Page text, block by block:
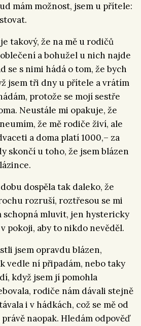
mám možnost, jsem u přítele:
takový, že na mě u rodičů
a bohužel u nich najde
se s nimi hádá o tom, že bych
jsem tři dny u přítele a vrátím
protože se mojí sestře
Neustále mi opakuje, že
že mě rodiče živí, ale
a doma platí 1000,– za
skončí u toho, že jsem blázen
dospěla tak daleko, že
rozruší, roztřesou se mi
schopná mluvit, jen hystericky
pokoji, aby to nikdo nevěděl.
jsem opravdu blázen,
vedle ní připadám, nebo taky
když jsem jí pomohla
rodiče nám dávali stejně
i v hádkách, což se mě od
naopak. Hledám odpověď